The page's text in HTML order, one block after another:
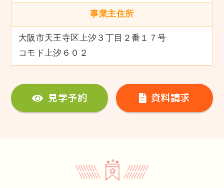
事業主住所
大阪市天王寺区上汐３丁目２番１７号
コモド上汐６０２
見学予約 資料請求